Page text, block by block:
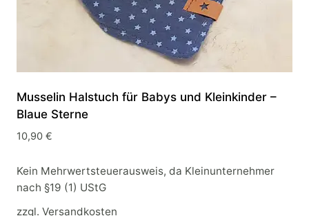
Musselin Halstuch für Babys und Kleinkinder –
Blaue Sterne
10,90 €
Kein Mehrwertsteuerausweis, da Kleinunternehmer
nach §19 (1) UStG
zzgl. Versandkosten